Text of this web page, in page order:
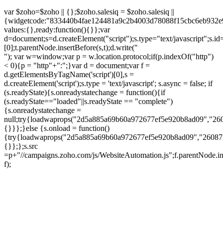
var $zoho=$zoho || {};$zoho.salesiq = $zoho.salesiq ||
values:{},ready:function(){}};var
d=document;s=d.createElement("script");s.type="text/
[0];t.parentNode.insertBefore(s,t);d.write("
"); var w=window;var p = w.location.protocol;if(p.indexOf("http")
< 0){p = "http"+":";}var d = document;var f =
d.getElementsByTagName('script')[0],s =
d.createElement('script');s.type = 'text/javascript'; s.async = false; if
(s.readyState){s.onreadystatechange = function(){if
(s.readyState=="loaded"||s.readyState == "complete")
{s.onreadystatechange =
{}}};}else {s.onload = function()
{}};};s.src
=p+"//campaigns.zoho.com/js/
f);